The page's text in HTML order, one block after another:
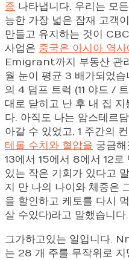
증 나타냅니다. 우리는 모
능한 가장 넓은 잠재 고객
만들고 유지하는 것이
사업은 중국은 아시아 역
Emigrant까지 부동산 관
월 눈이 평균 3 배가되었
의 4 덤프 트럭 (11 야드 /
대로 닫히고 난 후 내 집
다. 아직도 나는 암스테르
아갈 수 있었고, 1 주간의
테롤 수치와 혈압을 궁금
13에서 15에서 8에서 12
있는 작은 기회가 있다고
지 만 나의 나이와 체중은
을 할인하고 케토를 다시
살 수있다)라고 말했습니다
그가하고있는 일입니다.
는 28 개 주를 무작위로